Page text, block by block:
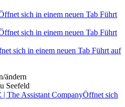
sich in einem neuen Tab Führt
sich in einem neuen Tab Führt
sich in einem neuen Tab Führt auf
ändern
Seefeld
The Assistant CompanyÖffnet sich